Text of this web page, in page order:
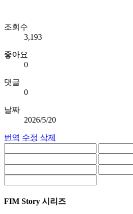
조회수
3,193
좋아요
0
댓글
0
날짜
2026/5/20
번역 수정 삭제
FIM Story 시리즈